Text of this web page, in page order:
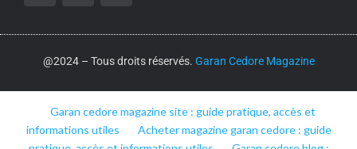
@2024 – Tous droits réservés. Garan Cedore Magazine
Garan cedore magazine site : guide pratique, accès et
informations utiles
Acheter magazine garan cedore : guide